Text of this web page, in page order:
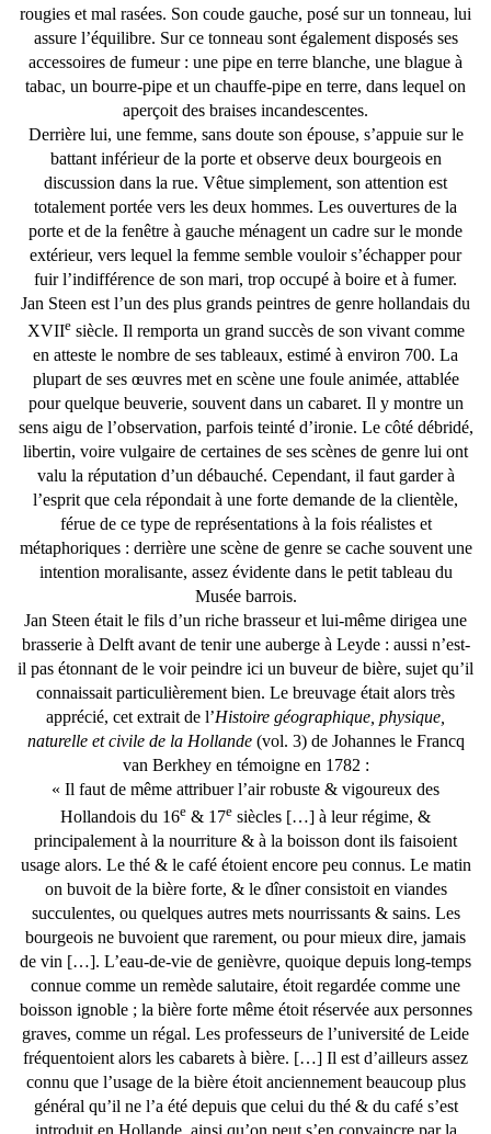
rougies et mal rasées. Son coude gauche, posé sur un tonneau, lui
assure l’équilibre. Sur ce tonneau sont également disposés ses
accessoires de fumeur : une pipe en terre blanche, une blague à
tabac, un bourre-pipe et un chauffe-pipe en terre, dans lequel on
aperçoit des braises incandescentes.
Derrière lui, une femme, sans doute son épouse, s’appuie sur le
battant inférieur de la porte et observe deux bourgeois en
discussion dans la rue. Vêtue simplement, son attention est
totalement portée vers les deux hommes. Les ouvertures de la
porte et de la fenêtre à gauche ménagent un cadre sur le monde
extérieur, vers lequel la femme semble vouloir s’échapper pour
fuir l’indifférence de son mari, trop occupé à boire et à fumer.
Jan Steen est l’un des plus grands peintres de genre hollandais du
XVIIesiècle. Il remporta un grand succès de son vivant comme
en atteste le nombre de ses tableaux, estimé à environ 700. La
plupart de ses œuvres met en scène une foule animée, attablée
pour quelque beuverie, souvent dans un cabaret. Il y montre un
sens aigu de l’observation, parfois teinté d’ironie. Le côté débridé,
libertin, voire vulgaire de certaines de ses scènes de genre lui ont
valu la réputation d’un débauché. Cependant, il faut garder à
l’esprit que cela répondait à une forte demande de la clientèle,
férue de ce type de représentations à la fois réalistes et
métaphoriques : derrière une scène de genre se cache souvent une
intention moralisante, assez évidente dans le petit tableau du
Musée barrois.
Jan Steen était le fils d’un riche brasseur et lui-même dirigea une
brasserie à Delft avant de tenir une auberge à Leyde : aussi n’est-
il pas étonnant de le voir peindre ici un buveur de bière, sujet qu’il
connaissait particulièrement bien. Le breuvage était alors très
apprécié, cet extrait de l’Histoire géographique, physique,
naturelle et civile de la Hollande(vol. 3) de Johannes le Francq
van Berkhey en témoigne en 1782 :
« Il faut de même attribuer l’air robuste & vigoureux des
Hollandois du 16e & 17e siècles […] à leur régime, &
principalement à la nourriture & à la boisson dont ils faisoient
usage alors. Le thé & le café étoient encore peu connus. Le matin
on buvoit de la bière forte, & le dîner consistoit en viandes
succulentes, ou quelques autres mets nourrissants & sains. Les
bourgeois ne buvoient que rarement, ou pour mieux dire, jamais
de vin […]. L’eau-de-vie de genièvre, quoique depuis long-temps
connue comme un remède salutaire, étoit regardée comme une
boisson ignoble ; la bière forte même étoit réservée aux personnes
graves, comme un régal. Les professeurs de l’université de Leide
fréquentoient alors les cabarets à bière. […] Il est d’ailleurs assez
connu que l’usage de la bière étoit anciennement beaucoup plus
général qu’il ne l’a été depuis que celui du thé & du café s’est